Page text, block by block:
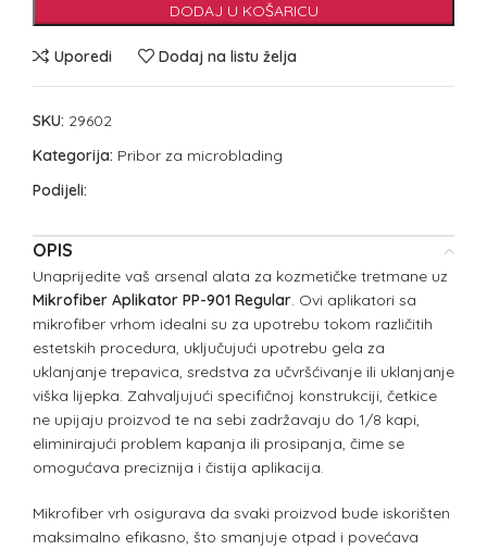
DODAJ U KOŠARICU
Uporedi Dodaj na listu želja
SKU: 29602
Kategorija: Pribor za microblading
Podijeli:
OPIS
Unaprijedite vaš arsenal alata za kozmetičke tretmane uz
Mikrofiber Aplikator PP-901 Regular. Ovi aplikatori sa
mikrofiber vrhom idealni su za upotrebu tokom različitih
estetskih procedura, uključujući upotrebu gela za
uklanjanje trepavica, sredstva za učvršćivanje ili uklanjanje
viška lijepka. Zahvaljujući specifičnoj konstrukciji, četkice
ne upijaju proizvod te na sebi zadržavaju do 1/8 kapi,
eliminirajući problem kapanja ili prosipanja, čime se
omogućava preciznija i čistija aplikacija.
Mikrofiber vrh osigurava da svaki proizvod bude iskorišten
maksimalno efikasno, što smanjuje otpad i povećava